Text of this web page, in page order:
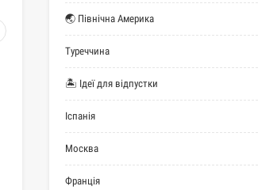
🌏 Північна Америка
Туреччина
🏝 Ідеї для відпустки
Іспанія
Москва
Франція